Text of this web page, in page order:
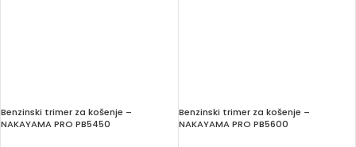
Benzinski trimer za košenje –
NAKAYAMA PRO PB5450
Benzinski trimer za košenje –
NAKAYAMA PRO PB5600